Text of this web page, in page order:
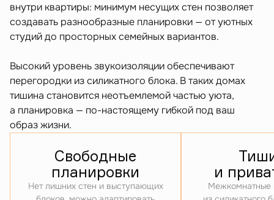
внутри квартиры: минимум несущих стен позволяет
создавать разнообразные планировки — от уютных
студий до просторных семейных вариантов.
Высокий уровень звукоизоляции обеспечивают
перегородки из силикатного блока. В таких домах
тишина становится неотъемлемой частью уюта,
а планировка — по-настоящему гибкой под ваш
образ жизни.
Свободные
планировки
Нет лишних стен и выступающих
и
Межкомнатные